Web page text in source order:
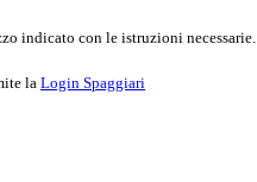
indicato con le istruzioni necessarie.
la Login Spaggiari